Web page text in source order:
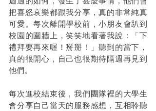
把喜怒哀樂都跟我分享，真的非常純真
可愛。每次離開學校前，小朋友會趴到
校園的圍牆上，笑笑地看著我說：「下
禮拜要再來喔！掰掰！」聽到的當下，
真的很開心，自己也很期待隔週再見到
他們。
每次進校結束後，我們團隊裡的大學生
會分享自己當天的服務感想，互相聆聽